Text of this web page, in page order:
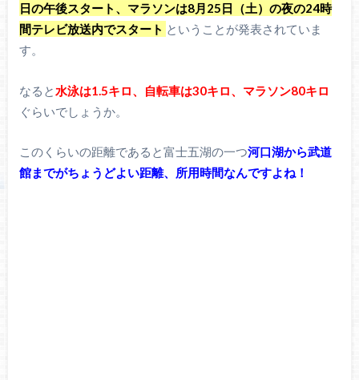
日の午後スタート、マラソンは8月25日（土）の夜の24時
間テレビ放送内でスタート ということが発表されていま
す。
なると水泳は1.5キロ、自転車は30キロ、マラソン80キロ
ぐらいでしょうか。
このくらいの距離であると富士五湖の一つ河口湖から武道
館までがちょうどよい距離、所用時間なんですよね！